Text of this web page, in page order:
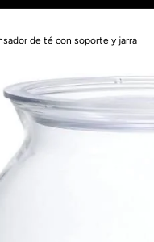
de té con soporte y jarra